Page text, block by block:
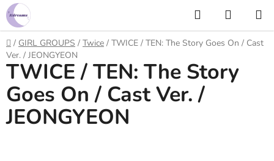
Prejsť
na
obsah
Hľadať
KOŠÍK
Domov
/ GIRL GROUPS / Twice / TWICE / TEN: The Story Goes On / Cast
Ver. / JEONGYEON
TWICE / TEN: The Story
Goes On / Cast Ver. /
JEONGYEON